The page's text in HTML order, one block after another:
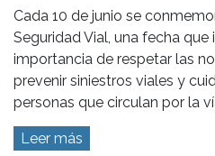
Cada 10 de junio se
Seguridad Vial, una fecha
importancia de respetar las
prevenir siniestros viales y
personas que circulan por la
Leer más